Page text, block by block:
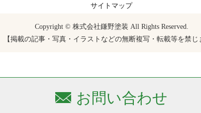
お問い合わせ
サイトマップ
Copyright © 株式会社鎌野塗装 All Rights Reserved.
【掲載の記事・写真・イラストなどの無断複写・転載等を禁じ